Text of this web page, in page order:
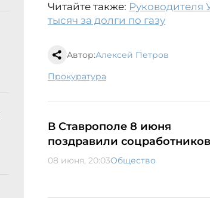
Читайте также: Руководителя
тысяч за долги по газу
Автор:Алексей Петров
прокуратура
В Ставрополе 8 июня
поздравили соцработников
08 июня, 20:03Общество